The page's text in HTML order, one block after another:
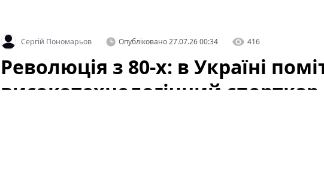
Сергій Пономарьов Опубліковано27.07.26 00:34 416
Революція з 80-х: в Україні
високотехнологічний